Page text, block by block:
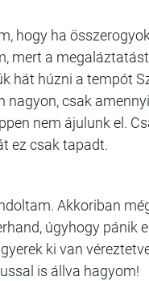
hogy ha
mert a
hát húzni a tempót
nagyon, csak
nem ájulunk el.
ez csak tapadt.
Akkoriban
úgyhogy pánik
ki van
is állva hagyom!